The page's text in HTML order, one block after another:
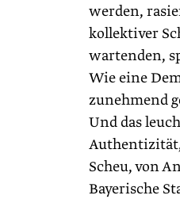
werden,
kollektiver
wartenden,
Wie eine
zunehmend
Und das
Authentizität,
Scheu, von
Bayerische